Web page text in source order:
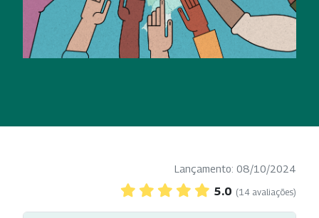
Lançamento: 08/10/2024
5.0 (14 avaliações)